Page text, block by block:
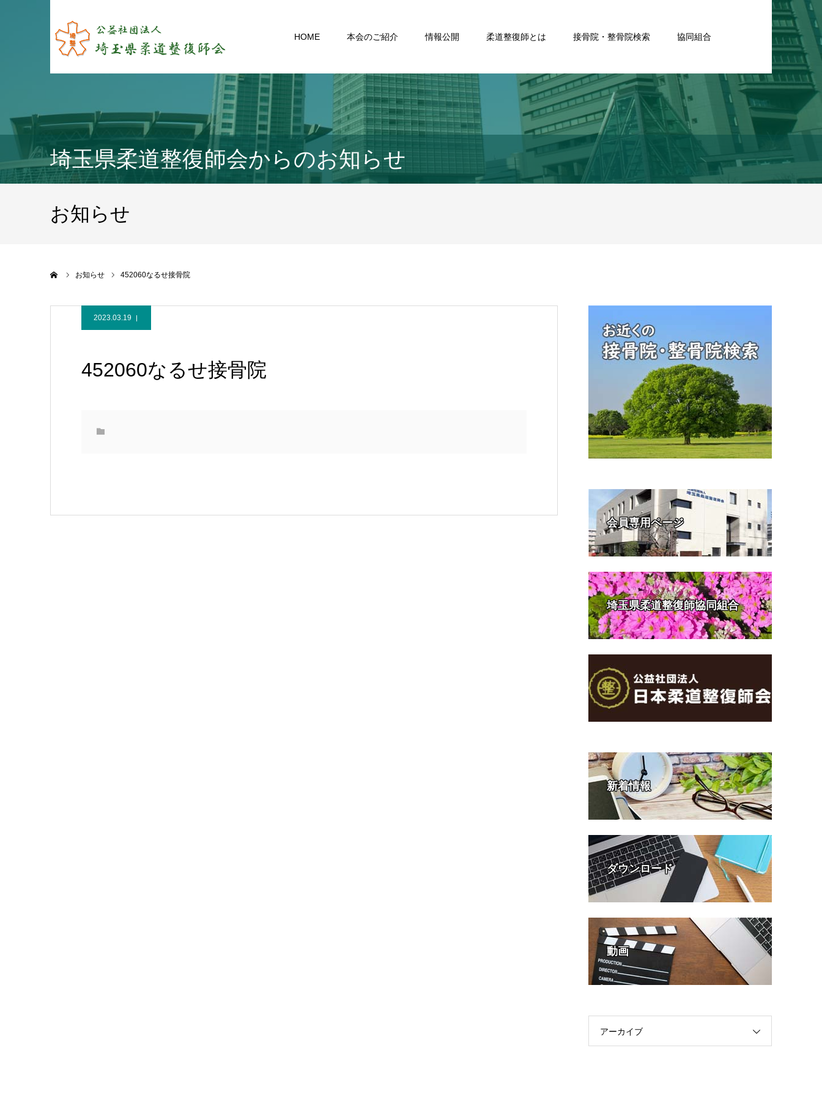
HOME 本会のご紹介 情報公開 柔道整復師とは 接骨院・整骨院検索 協同組合
埼玉県柔道整復師会からのお知らせ
お知らせ
お知らせ 452060なるせ接骨院
2023.03.19
452060なるせ接骨院
会員専用ページ
埼玉県柔道整復師協同組合
新着情報
ダウンロード
動画
アーカイブ